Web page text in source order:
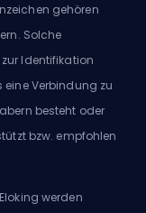
gehören
Solche
Identifikation
Verbindung zu
besteht oder
bzw. empfohlen
werden